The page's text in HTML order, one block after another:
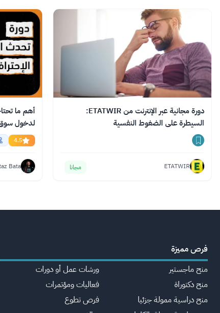
دورة مجانية عبر الإنترنت من ETATWIR:
السيطرة على الضغوط النفسية
ETATWIR مجانا
أهم ما
English
4.5
Bata
فرص مميزة
منح ماجستير
منح دكتوراة
منح دراسية ممولة جزئيا
ورشات عمل أو دورات
فعاليات ومؤتمرات
فرص تطوع